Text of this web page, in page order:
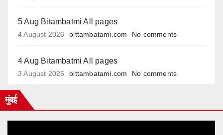
5 Aug Bitambatmi All pages
4 August 2026 bittambatami.com No comments
4 Aug Bitambatmi All pages
3 August 2026 bittambatami.com No comments
मुंबई